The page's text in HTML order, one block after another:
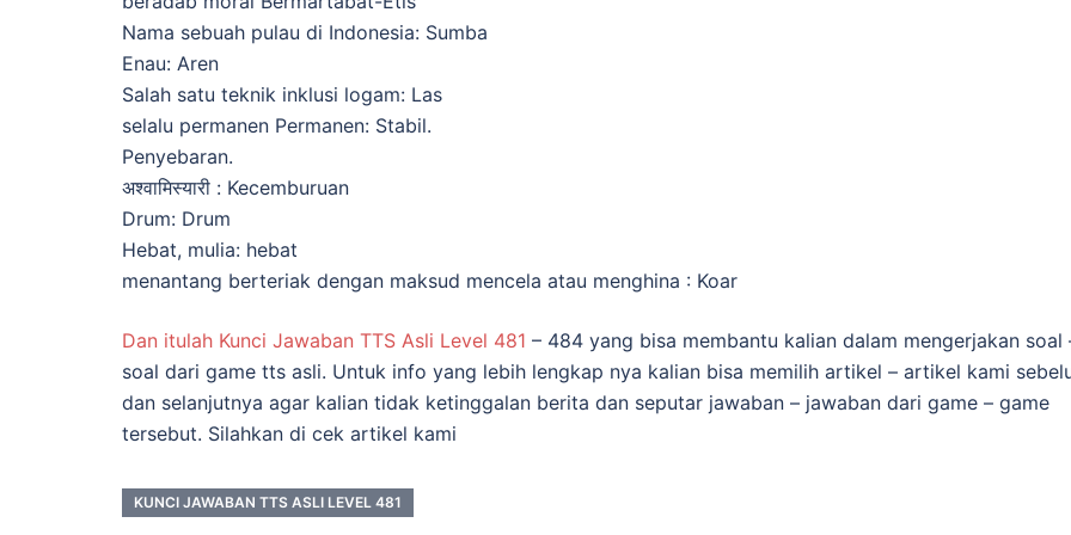
Nama sebuah pulau di Indonesia: Sumba
Enau: Aren
Salah satu teknik inklusi logam: Las
selalu permanen Permanen: Stabil.
Penyebaran.
अश्वामिस्यारी : Kecemburuan
Drum: Drum
Hebat, mulia: hebat
menantang berteriak dengan maksud mencela atau menghina : Koar
Dan itulah Kunci Jawaban TTS Asli Level 481 – 484 yang bisa membantu kalian dalam mengerjakan soal
soal dari game tts asli. Untuk info yang lebih lengkap nya kalian bisa memilih artikel – artikel kami
dan selanjutnya agar kalian tidak ketinggalan berita dan seputar jawaban – jawaban dari game – game
tersebut. Silahkan di cek artikel kami
KUNCI JAWABAN TTS ASLI LEVEL 481